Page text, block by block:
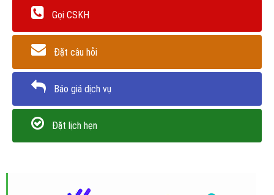
Gọi CSKH
Đặt câu hỏi
Báo giá dịch vụ
Đặt lịch hẹn